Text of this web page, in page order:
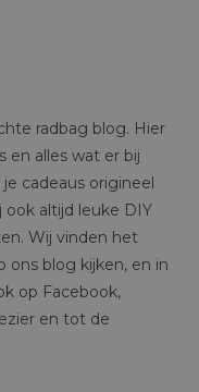
radbag blog. Hier
en alles wat er bij
cadeaus origineel
altijd leuke DIY
Wij vinden het
ons blog kijken, en in
op Facebook,
en tot de